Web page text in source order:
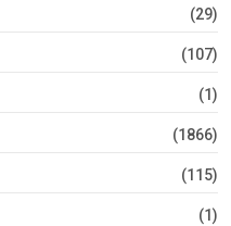
(29)
(107)
(1)
(1866)
(115)
(1)